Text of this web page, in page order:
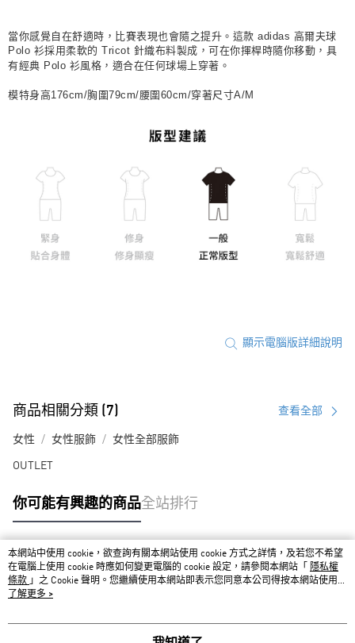
付款後門市自取
每筆NT$80，滿NT$1,500(含以上)免運費
當你感覺自在舒適時，比賽表現也會隨之提升。這款 adidas 高爾夫球
Polo 衫採用柔軟的 Tricot 針織布料製成，可在你揮桿時隨你移動，具
有經典 Polo 衫風格，適合在任何球場上穿著。
模特身高176cm/胸圍79cm/腰圍60cm/穿著尺寸A/M
顯示電腦版詳細說明
商品相關分類 (7) 查看全部
女性 女性服飾 女性全部服飾
OUTLET
你可能有興趣的商品全站排行
熱門標籤
本網站中使用 cookie，欲查詢有關本網站使用 cookie 方式之詳情，及若您不希望
在電腦上使用 cookie 時應如何變更電腦的 cookie 設定，請參閱本網站「
隱私權
條款 」之 Cookie 聲明。您繼續使用本網站即表示您同意本公司得按本網站使用條
款之 Cookie 聲明使用 cookie。
了解更多 >